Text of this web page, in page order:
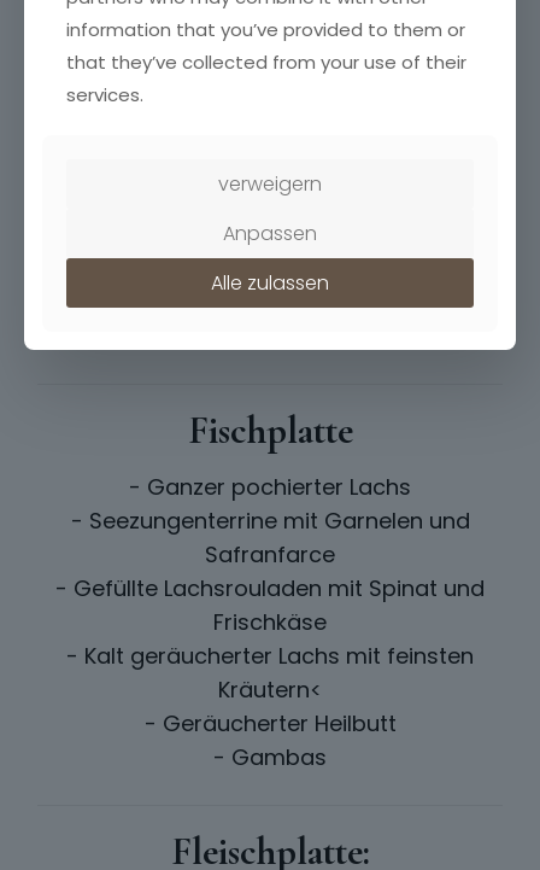
- Weinblätter, gefüllt mit Reis
- Sherry-Tomaten mit Mozzarella
- Eingelegte gegrillte Auberginen und
Fischplatte
- Ganzer pochierter Lachs
- Seezungenterrine mit Garnelen und
Safranfarce
- Gefüllte Lachsrouladen mit Spinat und
Frischkäse
- Kalt geräucherter Lachs mit feinsten
Kräutern<
- Geräucherter Heilbutt
- Gambas
Fleischplatte:
information that you’ve provided to them or
that they’ve collected from your use of their
services.
verweigern
Anpassen
Alle zulassen